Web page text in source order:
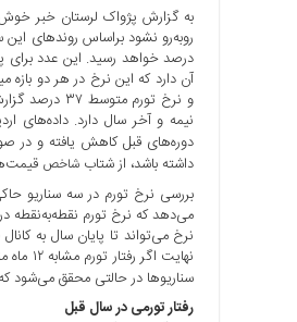
به گزارش پژواک لرستان خبر
و نرخ تورم
نیمه و آخر سال دارد. داده‌های
دوره‌های قبل کاهش یافته و در
داشته باشد، از شتاب شاخص
بررسی نرخ تورم در سه سناریو
سناریوها در حالتی محقق می‌شود که
رفتار تورمی در سال قبل